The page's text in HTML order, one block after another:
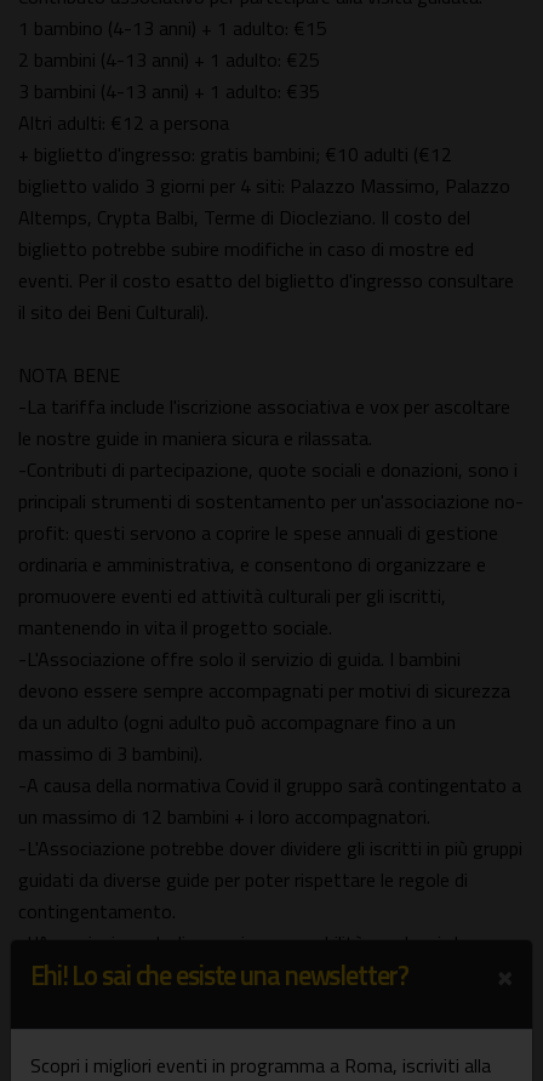
1 bambino (4-13 anni) + 1 adulto: €15
2 bambini (4-13 anni) + 1 adulto: €25
3 bambini (4-13 anni) + 1 adulto: €35
Altri adulti: €12 a persona
+ biglietto d'ingresso: gratis bambini; €10 adulti (€12
biglietto valido 3 giorni per 4 siti: Palazzo Massimo, Palazzo
Altemps, Crypta Balbi, Terme di Diocleziano. Il costo del
biglietto potrebbe subire modifiche in caso di mostre ed
eventi. Per il costo esatto del biglietto d'ingresso consultare
il sito dei Beni Culturali).
NOTA BENE
-La tariffa include l'iscrizione associativa e vox per ascoltare
le nostre guide in maniera sicura e rilassata.
-Contributi di partecipazione, quote sociali e donazioni, sono i
principali strumenti di sostentamento per un'associazione no-
profit: questi servono a coprire le spese annuali di gestione
ordinaria e amministrativa, e consentono di organizzare e
promuovere eventi ed attività culturali per gli iscritti,
mantenendo in vita il progetto sociale.
-L'Associazione offre solo il servizio di guida. I bambini
devono essere sempre accompagnati per motivi di sicurezza
da un adulto (ogni adulto può accompagnare fino a un
massimo di 3 bambini).
-A causa della normativa Covid il gruppo sarà contingentato a
un massimo di 12 bambini + i loro accompagnatori.
-L'Associazione potrebbe dover dividere gli iscritti in più gruppi
guidati da diverse guide per poter rispettare le regole di
contingentamento.
-L'Associazione declina ogni responsabilità per danni che
dovessero subire i partecipanti nel corso della visita guidata.
delle aree visitate.
-Per leggere il regolamento associativo cliccare su
Ehi! Lo sai che esiste una newsletter?
Scopri i migliori eventi in programma a Roma, iscriviti alla